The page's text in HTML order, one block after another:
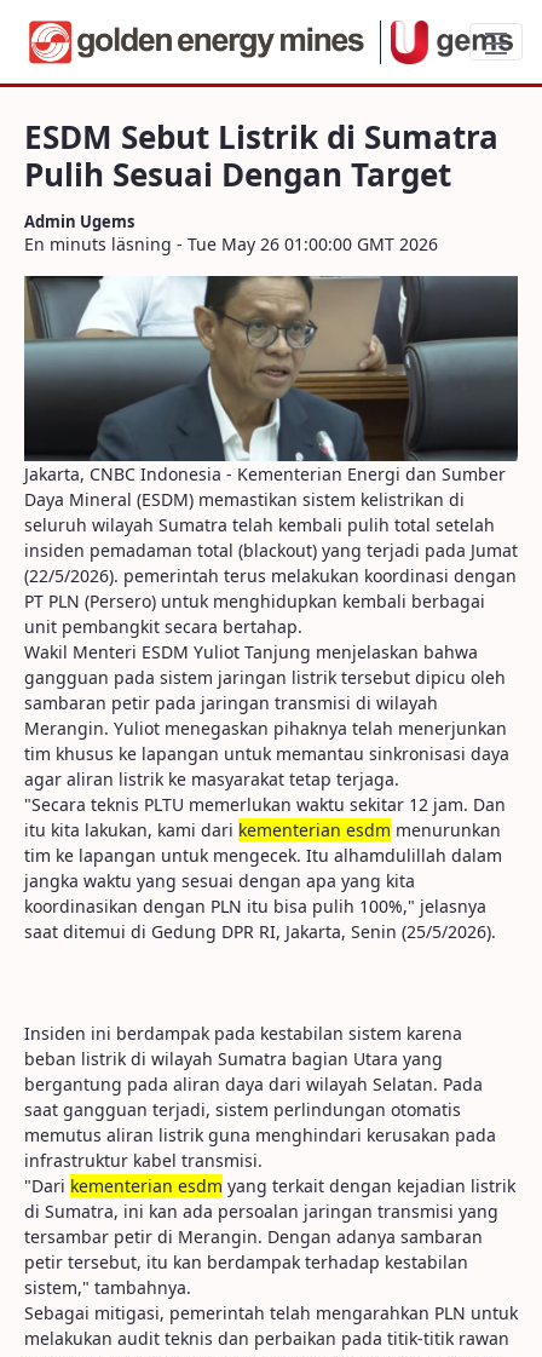
ESDM Sebut Listrik di Sumatra Pulih
ESDM Sebut Listrik di Sumatra
Pulih Sesuai Dengan Target
Admin Ugems
En minuts läsning - Tue May 26 01:00:00 GMT 2026
Jakarta, CNBC Indonesia - Kementerian Energi dan Sumber
Daya Mineral (ESDM) memastikan sistem kelistrikan di
seluruh wilayah Sumatra telah kembali pulih total setelah
insiden pemadaman total (blackout) yang terjadi pada Jumat
(22/5/2026). pemerintah terus melakukan koordinasi dengan
PT PLN (Persero) untuk menghidupkan kembali berbagai
unit pembangkit secara bertahap.
Wakil Menteri ESDM Yuliot Tanjung menjelaskan bahwa
gangguan pada sistem jaringan listrik tersebut dipicu oleh
sambaran petir pada jaringan transmisi di wilayah
Merangin. Yuliot menegaskan pihaknya telah menerjunkan
tim khusus ke lapangan untuk memantau sinkronisasi daya
agar aliran listrik ke masyarakat tetap terjaga.
"Secara teknis PLTU memerlukan waktu sekitar 12 jam. Dan
itu kita lakukan, kami dari kementerian esdm menurunkan
tim ke lapangan untuk mengecek. Itu alhamdulillah dalam
jangka waktu yang sesuai dengan apa yang kita
koordinasikan dengan PLN itu bisa pulih 100%," jelasnya
saat ditemui di Gedung DPR RI, Jakarta, Senin (25/5/2026).
Insiden ini berdampak pada kestabilan sistem karena
beban listrik di wilayah Sumatra bagian Utara yang
bergantung pada aliran daya dari wilayah Selatan. Pada
saat gangguan terjadi, sistem perlindungan otomatis
memutus aliran listrik guna menghindari kerusakan pada
infrastruktur kabel transmisi.
"Dari kementerian esdm yang terkait dengan kejadian listrik
di Sumatra, ini kan ada persoalan jaringan transmisi yang
tersambar petir di Merangin. Dengan adanya sambaran
petir tersebut, itu kan berdampak terhadap kestabilan
sistem," tambahnya.
Sebagai mitigasi, pemerintah telah mengarahkan PLN untuk
melakukan audit teknis dan perbaikan pada titik-titik rawan